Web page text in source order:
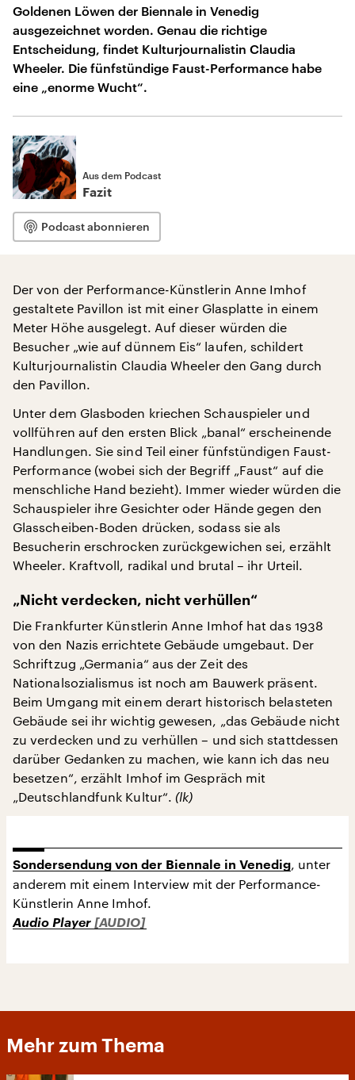
Goldenen Löwen der Biennale in Venedig
ausgezeichnet worden. Genau die richtige
Entscheidung, findet Kulturjournalistin Claudia
Wheeler. Die fünfstündige Faust-Performance habe
eine „enorme Wucht“.
Aus dem Podcast
Fazit
Podcast abonnieren
Der von der Performance-Künstlerin Anne Imhof
gestaltete Pavillon ist mit einer Glasplatte in einem
Meter Höhe ausgelegt. Auf dieser würden die
Besucher „wie auf dünnem Eis“ laufen, schildert
Kulturjournalistin Claudia Wheeler den Gang durch
den Pavillon.
Unter dem Glasboden kriechen Schauspieler und
vollführen auf den ersten Blick „banal“ erscheinende
Handlungen. Sie sind Teil einer fünfstündigen Faust-
Performance (wobei sich der Begriff „Faust“ auf die
menschliche Hand bezieht). Immer wieder würden die
Schauspieler ihre Gesichter oder Hände gegen den
Glasscheiben-Boden drücken, sodass sie als
Besucherin erschrocken zurückgewichen sei, erzählt
Wheeler. Kraftvoll, radikal und brutal – ihr Urteil.
„Nicht verdecken, nicht verhüllen“
Die Frankfurter Künstlerin Anne Imhof hat das 1938
von den Nazis errichtete Gebäude umgebaut. Der
Schriftzug „Germania“ aus der Zeit des
Nationalsozialismus ist noch am Bauwerk präsent.
Beim Umgang mit einem derart historisch belasteten
Gebäude sei ihr wichtig gewesen, „das Gebäude nicht
zu verdecken und zu verhüllen – und sich stattdessen
darüber Gedanken zu machen, wie kann ich das neu
besetzen“, erzählt Imhof im Gespräch mit
„Deutschlandfunk Kultur“. (lk)
Sondersendung von der Biennale in Venedig, unter
anderem mit einem Interview mit der Performance-
Künstlerin Anne Imhof.
Audio Player
Mehr zum Thema